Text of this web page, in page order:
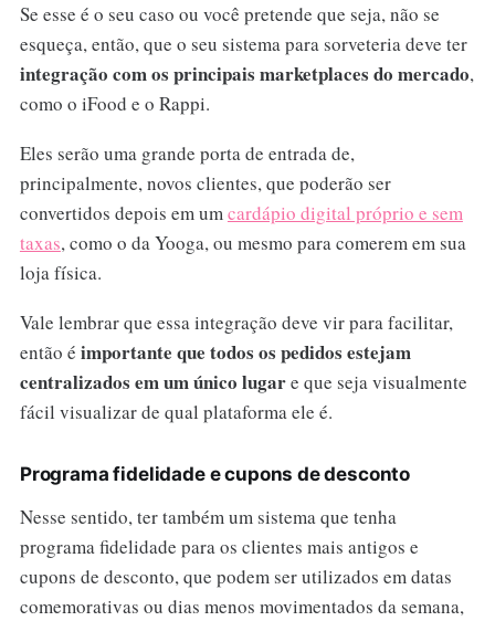
Se esse é o seu caso ou você pretende que seja, não se
esqueça, então, que o seu sistema para sorveteria deve ter
integração com os principais marketplaces do mercado,
como o iFood e o Rappi.
Eles serão uma grande porta de entrada de,
principalmente, novos clientes, que poderão ser
convertidos depois em umcardápio digital próprio e sem
taxas, como o da Yooga, ou mesmo para comerem em sua
loja física.
Vale lembrar que essa integração deve vir para facilitar,
então é importante que todos os pedidos estejam
centralizados em um único lugare que seja visualmente
fácil visualizar de qual plataforma ele é.
Programa fidelidade e cupons de desconto
Nesse sentido, ter também um sistema que tenha
programa fidelidade para os clientes mais antigos e
cupons de desconto, que podem ser utilizados em datas
comemorativas ou dias menos movimentados da semana,